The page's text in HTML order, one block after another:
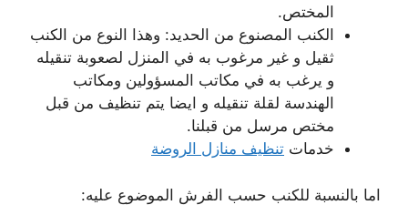
المختص.
الكنب المصنوع من الحديد: وهذا النوع من الكنب
ثقيل و غير مرغوب به في المنزل لصعوبة تنقيله
و يرغب به في مكاتب المسؤولين ومكاتب
الهندسة لقلة تنقيله و ايضا يتم تنظيف من قبل
مختص مرسل من قبلنا.
خدمات تنظيف منازل الروضة
اما بالنسبة للكنب حسب الفرش الموضوع عليه: